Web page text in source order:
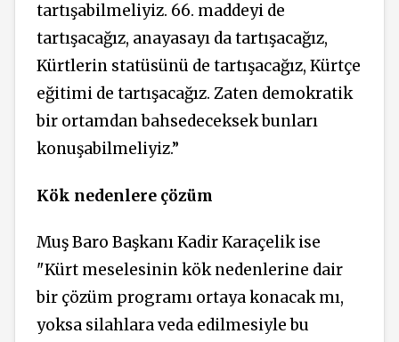
tartışabilmeliyiz. 66. maddeyi de
tartışacağız, anayasayı da tartışacağız,
Kürtlerin statüsünü de tartışacağız, Kürtçe
eğitimi de tartışacağız. Zaten demokratik
bir ortamdan bahsedeceksek bunları
konuşabilmeliyiz.”
Kök nedenlere çözüm
Muş Baro Başkanı Kadir Karaçelik ise
"Kürt meselesinin kök nedenlerine dair
bir çözüm programı ortaya konacak mı,
yoksa silahlara veda edilmesiyle bu